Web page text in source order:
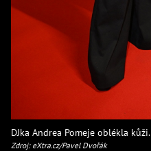
DJka Andrea Pomeje oblékla kůži.
Zdroj: eXtra.cz/Pavel Dvořák